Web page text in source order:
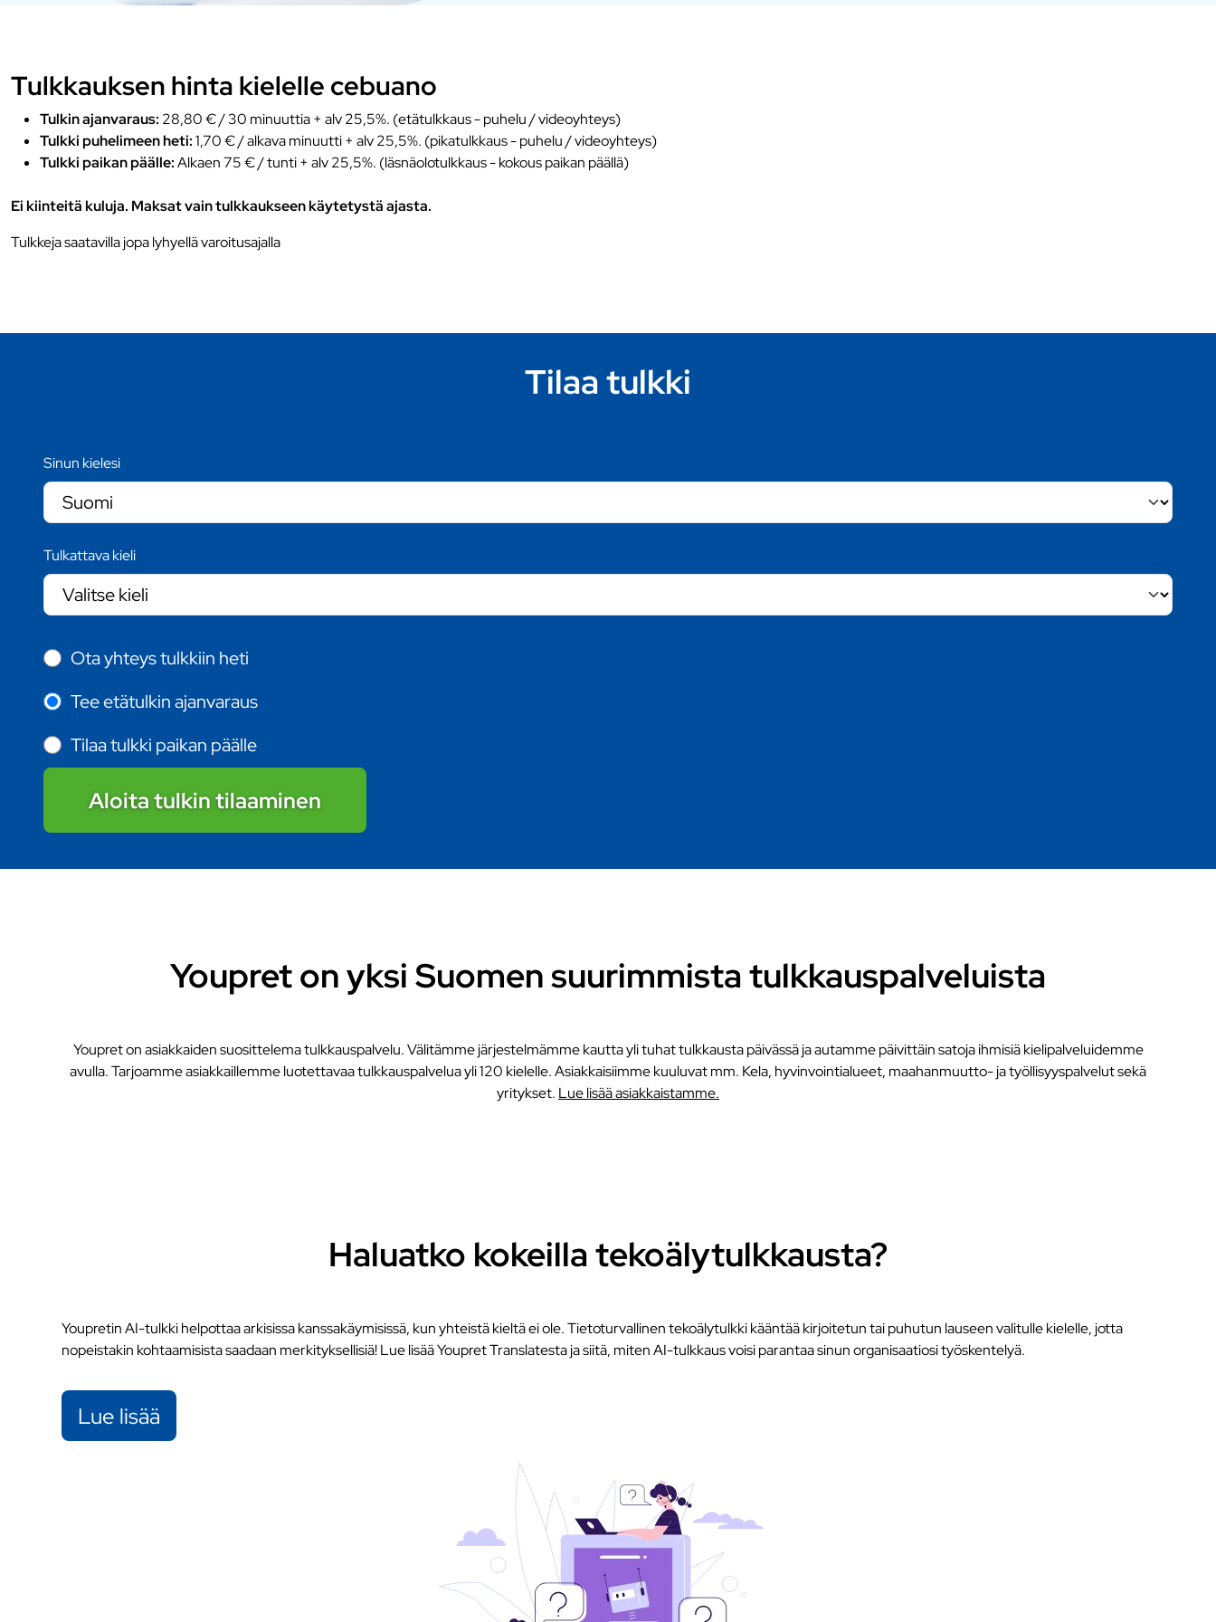
Tulkkauksen hinta kielelle cebuano
Tulkin ajanvaraus: 28,80 € / 30 minuuttia + alv 25,5%. (etätulkkaus - puhelu / videoyhteys)
Tulkki puhelimeen heti:1,70 € / alkava minuutti + alv 25,5%. (pikatulkkaus - puhelu / videoyhteys)
Tulkki paikan päälle:Alkaen 75 € / tunti + alv 25,5%. (läsnäolotulkkaus - kokous paikan päällä)
Ei kiinteitä kuluja. Maksat vain tulkkaukseen käytetystä ajasta.
Tulkkeja saatavilla jopa lyhyellä varoitusajalla
Tilaa tulkki
Sinun kielesi
Tulkattava kieli
Ota yhteys tulkkiin heti
Tee etätulkin ajanvaraus
Tilaa tulkki paikan päälle
Aloita tulkin tilaaminen
Youpret on yksi Suomen suurimmista tulkkauspalveluista
Youpret on asiakkaiden suosittelema tulkkauspalvelu. Välitämme järjestelmämme kautta yli tuhat tulkkausta päivässä ja autamme päivittäin satoja ihmisiä kielipalveluidemme
avulla. Tarjoamme asiakkaillemme luotettavaa tulkkauspalvelua yli 120 kielelle. Asiakkaisiimme kuuluvat mm. Kela, hyvinvointialueet, maahanmuutto- ja työllisyyspalvelut sekä
yritykset. Lue lisää asiakkaistamme.
Haluatko kokeilla tekoälytulkkausta?
Youpretin AI-tulkki helpottaa arkisissa kanssakäymisissä, kun yhteistä kieltä ei ole. Tietoturvallinen tekoälytulkki kääntää kirjoitetun tai puhutun lauseen valitulle kielelle, jotta
nopeistakin kohtaamisista saadaan merkityksellisiä! Lue lisää Youpret Translatesta ja siitä, miten AI-tulkkaus voisi parantaa sinun organisaatiosi työskentelyä.
Lue lisää